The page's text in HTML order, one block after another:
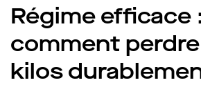
Poids
Troubles du sommeil
Régime efficace
comment
kilos